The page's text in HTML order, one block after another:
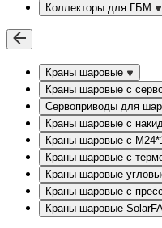
Коллекторы для ГБМ
Краны шаровые
Краны шаровые с
Сервоприводы для
Краны шаровые с
Краны шаровые с
Краны шаровые с
Краны шаровые
Краны шаровые c
Краны шаровые